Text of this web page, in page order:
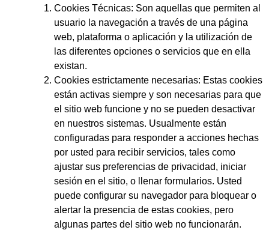
Cookies Técnicas: Son aquellas que permiten al
usuario la navegación a través de una página
web, plataforma o aplicación y la utilización de
las diferentes opciones o servicios que en ella
existan.
Cookies estrictamente necesarias: Estas cookies
están activas siempre y son necesarias para que
el sitio web funcione y no se pueden desactivar
en nuestros sistemas. Usualmente están
configuradas para responder a acciones hechas
por usted para recibir servicios, tales como
ajustar sus preferencias de privacidad, iniciar
sesión en el sitio, o llenar formularios. Usted
puede configurar su navegador para bloquear o
alertar la presencia de estas cookies, pero
algunas partes del sitio web no funcionarán.